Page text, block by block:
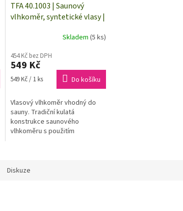
TFA 40.1003 | Saunový
vlhkoměr, syntetické vlasy |
Skladem (5 ks)
454 Kč bez DPH
549 Kč
Měrná
549 Kč / 1 ks Do košíku
Vlasový vlhkoměr vhodný do
sauny. Tradiční kulatá
konstrukce saunového
vlhkoměru s použitím
Diskuze